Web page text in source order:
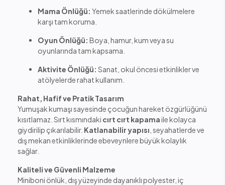
Mama Önlüğü: Yemek saatlerinde dökülmelere
karşı tam koruma.
Oyun Önlüğü: Boya, hamur, kum veya su
oyunlarında tam kapsama.
Aktivite Önlüğü: Sanat, okul öncesi etkinlikler ve
atölyelerde rahat kullanım.
Rahat, Hafif ve Pratik Tasarım
Yumuşak kumaşı sayesinde çocuğun hareket özgürlüğünü
kısıtlamaz. Sırt kısmındaki cırt cırt kapamaile kolayca
giydirilip çıkarılabilir. Katlanabilir yapısı , seyahatlerde ve
dış mekan etkinliklerinde ebeveynlere büyük kolaylık
sağlar.
Kaliteli ve Güvenli Malzeme
Miniboni önlük, dış yüzeyinde dayanıklı polyester, iç